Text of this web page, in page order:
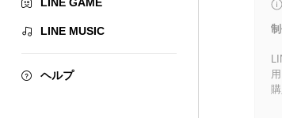
LINE MUSIC
ヘルプ